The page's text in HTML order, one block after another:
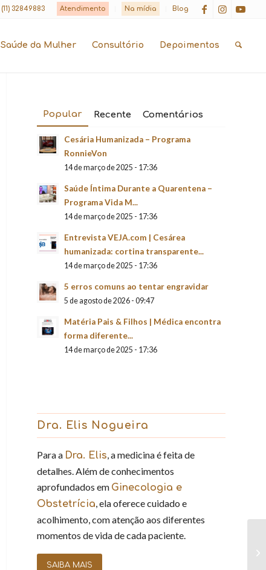
Atendimento Na mídia Blog
(11) 32849883
Saúde da Mulher Consultório Depoimentos
Popular Recente Comentários
Cesária Humanizada – Programa
RonnieVon
14 de março de 2025 - 17:36
Saúde Íntima Durante a Quarentena –
Programa Vida M...
14 de março de 2025 - 17:36
Entrevista VEJA.com | Cesárea
humanizada: cortina transparente...
14 de março de 2025 - 17:36
5 erros comuns ao tentar engravidar
5 de agosto de 2026 - 09:47
Matéria Pais & Filhos | Médica encontra
forma diferente...
14 de março de 2025 - 17:36
Dra. Elis Nogueira
Para a Dra. Elis, a medicina é feita de
detalhes. Além de conhecimentos
aprofundados em Ginecologia e
Obstetrícia, ela oferece cuidado e
acolhimento, com atenção aos diferentes
momentos de vida de cada paciente.
SAIBA MAIS